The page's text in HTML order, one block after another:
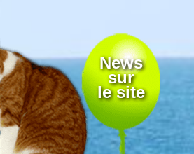
News
sur
le site